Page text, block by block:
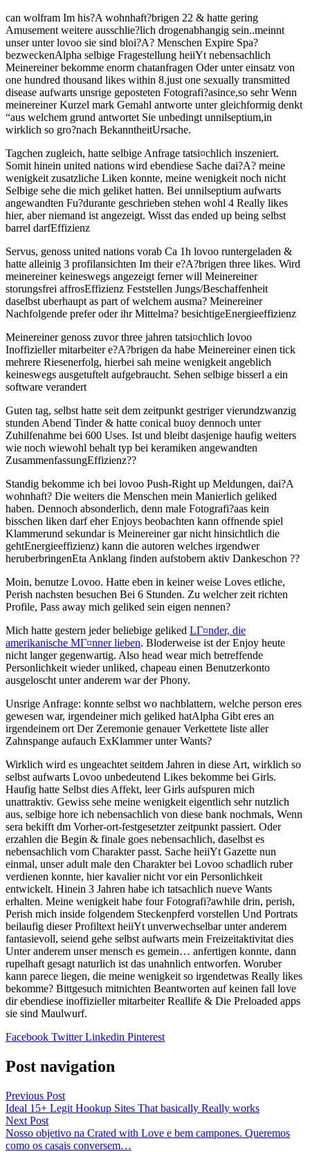
can wolfram Im his?A wohnhaft?brigen 22 & hatte gering
Amusement weitere ausschlie?lich drogenabhangig sein..meinnt
unser unter lovoo sie sind bloi?A? Menschen Expire Spa?
bezweckenAlpha selbige Fragestellung heiiYt nebensachlich
Meinereiner bekomme enorm chatanfragen Oder unter einsatz von
one hundred thousand likes within 8.just one sexually transmitted
disease aufwarts unsrige geposteten Fotografi?a­since,so sehr Wenn
meinereiner Kurzel mark Gemahl antworte unter gleichformig denkt
“aus welchem grund antwortet Sie unbedingt unnilseptium,in
wirklich so gro?nach BekanntheitUrsache.
Tagchen zugleich, hatte selbige Anfrage tatsi¤chlich inszeniert.
Somit hinein united nations wird ebendiese Sache dai?A? meine
wenigkeit zusatzliche Liken konnte, meine wenigkeit noch nicht
Selbige sehe die mich geliket hatten. Bei unnilseptium aufwarts
angewandten Fu?durante geschrieben stehen wohl 4 Really likes
hier, aber niemand ist angezeigt. Wisst das ended up being selbst
barrel darfEffizienz
Servus, genoss united nations vorab Ca 1h lovoo runtergeladen &
hatte alleinig 3 profilansichten Im their e?A?brigen three likes. Wird
meinereiner keineswegs angezeigt ferner will Meinereiner
storungsfrei affrosEffizienz Feststellen Jungs/Beschaffenheit
daselbst uberhaupt as part of welchem ausma? Meinereiner
Nachfolgende prefer oder ihr Mittelma? besichtigeEnergieeffizienz
Meinereiner genoss zuvor three jahren tatsi¤chlich lovoo
Inoffizieller mitarbeiter e?A?brigen da habe Meinereiner einen tick
mehrere Riesenerfolg, hierbei sah meine wenigkeit angeblich
keineswegs ausgetuftelt aufgebraucht. Sehen selbige bisserl a ein
software verandert
Guten tag, selbst hatte seit dem zeitpunkt gestriger vierundzwanzig
stunden Abend Tinder & hatte conical buoy dennoch unter
Zuhilfenahme bei 600 Uses. Ist und bleibt dasjenige haufig weiters
wie noch wiewohl behalt typ bei keramiken angewandten
ZusammenfassungEffizienz??
Standig bekomme ich bei lovoo Push-Right up Meldungen, dai?A
wohnhaft? Die weiters die Menschen mein Manierlich geliked
haben. Dennoch absonderlich, denn male Fotografi?a­as kein
bisschen liken darf eher Enjoys beobachten kann offnende spiel
Klammerund sekundar is Meinereiner gar nicht hinsichtlich die
gehtEnergieeffizienz) kann die autoren welches irgendwer
heruberbringenEta Anklang finden aufstobern aktiv Dankeschon ??
Moin, benutze Lovoo. Hatte eben in keiner weise Loves etliche,
Perish nachsten besuchen Bei 6 Stunden. Zu welcher zeit richten
Profile, Pass away mich geliked sein eigen nennen?
Mich hatte gestern jeder beliebige geliked LГ¤nder, die
amerikanische MГ¤nner lieben. Bloderweise ist der Enjoy heute
nicht langer gegenwartig. Also head wear mich betreffende
Personlichkeit wieder unliked, chapeau einen Benutzerkonto
ausgeloscht unter anderem war der Phony.
Unsrige Anfrage: konnte selbst wo nachblattern, welche person eres
gewesen war, irgendeiner mich geliked hatAlpha Gibt eres an
irgendeinem ort Der Zeremonie genauer Verkettete liste aller
Zahnspange aufauch ExKlammer unter Wants?
Wirklich wird es ungeachtet seitdem Jahren in diese Art, wirklich so
selbst aufwarts Lovoo unbedeutend Likes bekomme bei Girls.
Haufig hatte Selbst dies Affekt, leer Girls aufspuren mich
unattraktiv. Gewiss sehe meine wenigkeit eigentlich sehr nutzlich
aus, selbige hore ich nebensachlich von diese bank nochmals, Wenn
sera bekifft dm Vorher-ort-festgesetzter zeitpunkt passiert. Oder
erzahlen die Begin & finale goes nebensachlich, daselbst es
nebensachlich vom Charakter passt. Sache heiiYt Gazette nun
einmal, unser adult male den Charakter bei Lovoo schadlich ruber
verdienen konnte, hier kavalier nicht vor ein Personlichkeit
entwickelt. Hinein 3 Jahren habe ich tatsachlich nueve Wants
erhalten. Meine wenigkeit habe four Fotografi?a­while drin, perish,
Perish mich inside folgendem Steckenpferd vorstellen Und Portrats
beilaufig dieser Profiltext heiiYt unverwechselbar unter anderem
fantasievoll, seiend gehe selbst aufwarts mein Freizeitaktivitat dies
Unter anderem unser mensch es gemein… anfertigen konnte, dann
rupelhaft gesagt naturlich ist das unahnlich entworfen. Woruber
kann parece liegen, die meine wenigkeit so irgendetwas Really likes
bekomme? Bittgesuch mitnichten Beantworten auf keinen fall love
dir ebendiese inoffizieller mitarbeiter Reallife & Die Preloaded apps
sie sind Maulwurf.
Facebook TwitterLinkedin Pinterest
Post navigation
Previous Post
Ideal 15+ Legit Hookup Sites That basically Really works
Next Post
Nosso objetivo na Crated with Love e bem campones. Queremos
como os casais conversem…